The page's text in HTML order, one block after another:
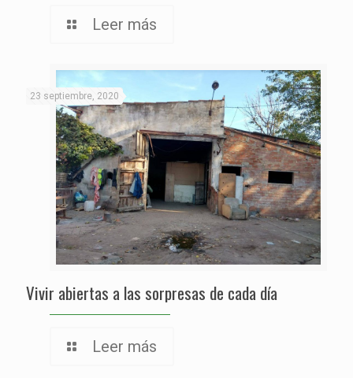
Leer más
23 septiembre, 2020
Vivir abiertas a las sorpresas de cada día
Leer más